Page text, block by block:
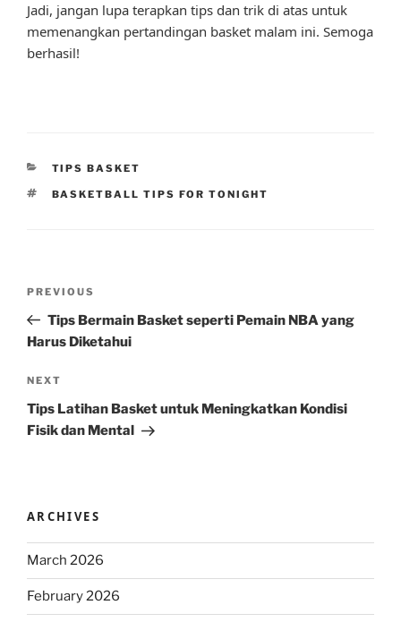
Jadi, jangan lupa terapkan tips dan trik di atas untuk
memenangkan pertandingan basket malam ini. Semoga
berhasil!
CATEGORIES
TIPS BASKET
TAGS
BASKETBALL TIPS FOR TONIGHT
Previous
Post
PREVIOUS
Tips Bermain Basket seperti Pemain NBA yang
Harus Diketahui
Next
Post
NEXT
Tips Latihan Basket untuk Meningkatkan Kondisi
Fisik dan Mental
ARCHIVES
March 2026
February 2026